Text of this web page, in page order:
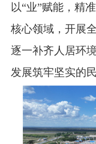
以“业”赋能，精
核心领域，开展
逐一补齐人居环
发展筑牢坚实的